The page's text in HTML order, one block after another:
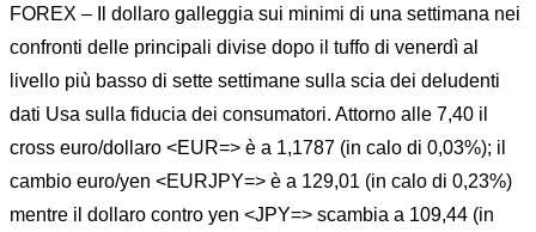
FOREX – Il dollaro galleggia sui minimi di una settimana nei
confronti delle principali divise dopo il tuffo di venerdì al
livello più basso di sette settimane sulla scia dei deludenti
dati Usa sulla fiducia dei consumatori. Attorno alle 7,40 il
cross euro/dollaro <EUR=> è a 1,1787 (in calo di 0,03%); il
cambio euro/yen <EURJPY=> è a 129,01 (in calo di 0,23%)
mentre il dollaro contro yen <JPY=> scambia a 109,44 (in